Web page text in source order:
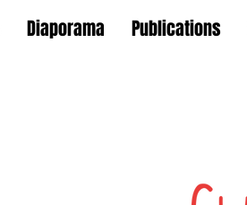
Diaporama Publications